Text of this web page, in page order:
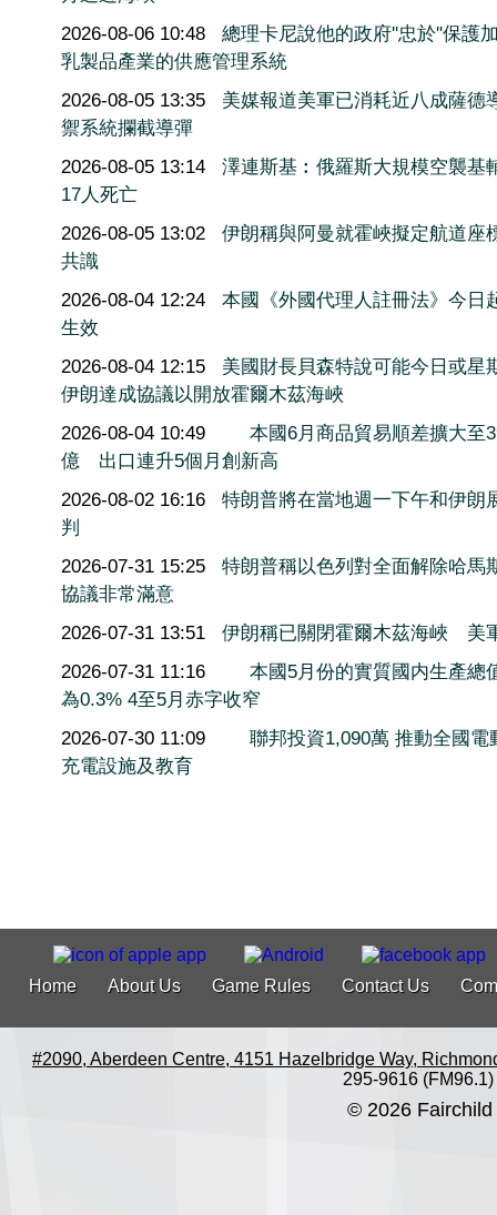
2026-08-06 10:48
總理卡尼說他的政府''忠於''保護
乳製品產業的供應管理系統
2026-08-05 13:35
美媒報道美軍已消耗近八成薩德
禦系統攔截導彈
2026-08-05 13:14
澤連斯基︰俄羅斯大規模空襲基
17人死亡
2026-08-05 13:02
伊朗稱與阿曼就霍峽擬定航道座
共識
2026-08-04 12:24
本國《外國代理人註冊法》今日
生效
2026-08-04 12:15
美國財長貝森特說可能今日或星
伊朗達成協議以開放霍爾木茲海峽
2026-08-04 10:49
本國6月商品貿易順差擴大至
億 出口連升5個月創新高
2026-08-02 16:16
特朗普將在當地週一下午和伊朗
判
2026-07-31 15:25
特朗普稱以色列對全面解除哈馬
協議非常滿意
2026-07-31 13:51
伊朗稱已關閉霍爾木茲海峽 美
2026-07-31 11:16
本國5月份的實質國内生產總
為0.3% 4至5月赤字收窄
2026-07-30 11:09
聯邦投資1,090萬 推動全國電
充電設施及教育
Home About Us Game Rules Contact Us
#2090, Aberdeen Centre, 4151 Hazelbridge Way,
295-9616 (FM96.1)
© 2026 Fairchild